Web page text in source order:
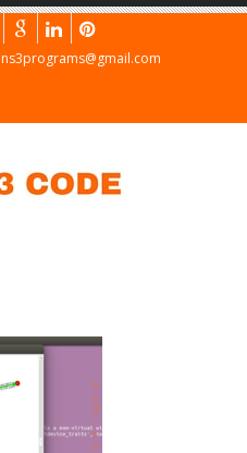
ns3programs@gmail.com